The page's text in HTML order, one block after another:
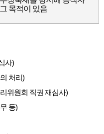
목적이 있음
사)
처리)
위원회 직권 재심사)
등)